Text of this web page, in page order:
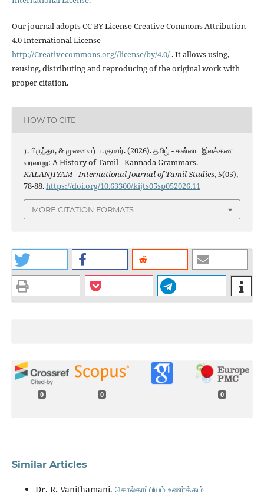
Our journal adopts CC BY License Creative Commons Attribution
4.0 International License
http://Creativecommons.org//license/by/4.0/. It allows using,
reusing, distributing and reproducing of the original work with
proper citation.
HOW TO CITE
ர. பிருந்தா, & முனைவர் ப. குமார். (2026). தமிழ் - கன்னட இலக்கண
வரலாறு: A History of Tamil - Kannada Grammars.
KALANJIYAM - International Journal of Tamil Studies,5(05),
78-88.https://doi.org/10.63300/kijts05sp052026.11
MORE CITATION FORMATS
0 0 0
Similar Articles
Dr. R. Vanithamani, தொல்காப்பியம் உணா்த்தும்